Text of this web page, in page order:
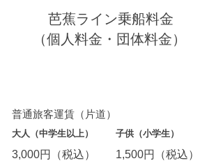
芭蕉ライン乗船料金
（個人料金・団体料金）
普通旅客運賃（片道）
大人（中学生以上）
3,000円（税込）
子供（小学生）
1,500円（税込）